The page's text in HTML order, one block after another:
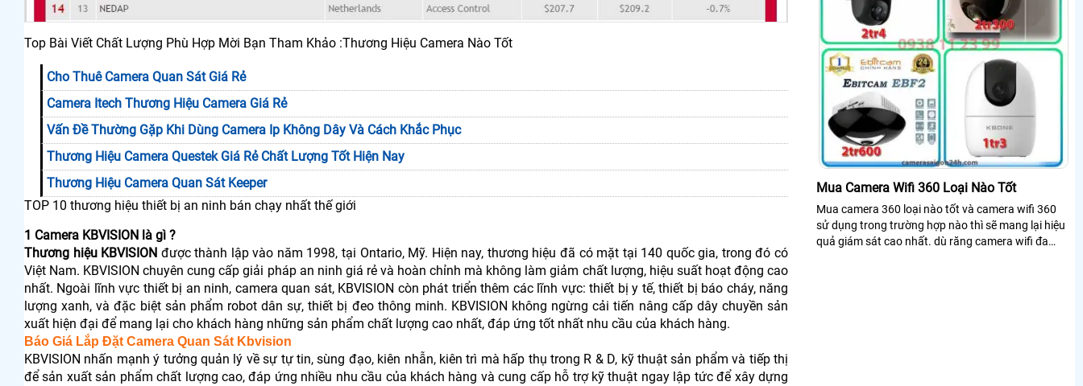
Top Bài Viết Chất Lượng Phù Hợp Mời Bạn Tham Khảo :Thương Hiệu Camera Nào Tốt
Cho Thuê Camera Quan Sát Giá Rẻ
Camera Itech Thương Hiệu Camera Giá Rẻ
Vấn Đề Thường Gặp Khi Dùng Camera Ip Không Dây Và Cách Khắc Phục
Thương Hiệu Camera Questek Giá Rẻ Chất Lượng Tốt Hiện Nay
Thương Hiệu Camera Quan Sát Keeper
TOP 10 thương hiệu thiết bị an ninh bán chạy nhất thế giới
1 Camera KBVISION là gì ?
Thương hiệu KBVISION được thành lập vào năm 1998, tại Ontario, Mỹ. Hiện nay, thương hiệu đã có mặt tại 140 quốc gia, trong đó có
Việt Nam. KBVISION chuyên cung cấp giải pháp an ninh giá rẻ và hoàn chỉnh mà không làm giảm chất lượng, hiệu suất hoạt động cao
nhất. Ngoài lĩnh vực thiết bị an ninh, camera quan sát, KBVISION còn phát triển thêm các lĩnh vực: thiết bị y tế, thiết bị báo cháy, năng
lượng xanh, và đặc biệt sản phẩm robot dân sự, thiết bị đeo thông minh. KBVISION không ngừng cải tiến nâng cấp dây chuyền sản
xuất hiện đại để mang lại cho khách hàng những sản phẩm chất lượng cao nhất, đáp ứng tốt nhất nhu cầu của khách hàng.
Báo Giá Lắp Đặt Camera Quan Sát Kbvision
KBVISION nhấn mạnh ý tưởng quản lý về sự tự tin, sùng đạo, kiên nhẫn, kiên trì mà hấp thụ trong R & D, kỹ thuật sản phẩm và tiếp thị
để sản xuất sản phẩm chất lượng cao, đáp ứng nhiều nhu cầu của khách hàng và cung cấp hỗ trợ kỹ thuật ngay lập tức để xây dựng
Mua Camera Wifi 360 Loại Nào Tốt
Mua camera 360 loại nào tốt và camera wifi 360
sử dụng trong trường hợp nào thì sẽ mang lại hiệu
quả giám sát cao nhất. dù răng camera wifi đa